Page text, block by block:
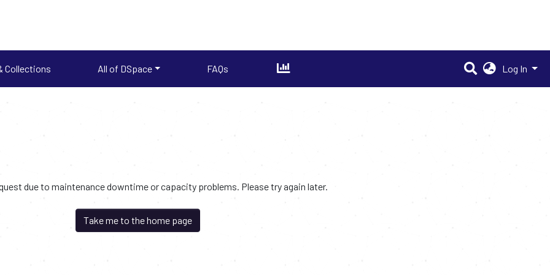
Collections All of DSpace FAQs Log In
due to maintenance downtime or capacity problems. Please try again later.
Take me to the home page